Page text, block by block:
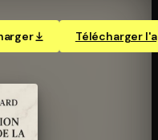
Télécharger